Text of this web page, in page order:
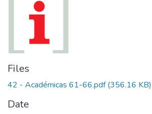
Files
42 - Académicas 61-66.pdf(356.16 KB)
Date